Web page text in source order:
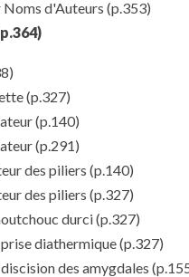
d'Auteurs (p.353)
(p.327)
(p.140)
(p.291)
des piliers (p.140)
des piliers (p.327)
durci(p.327)
diathermique(p.327)
des amygdales